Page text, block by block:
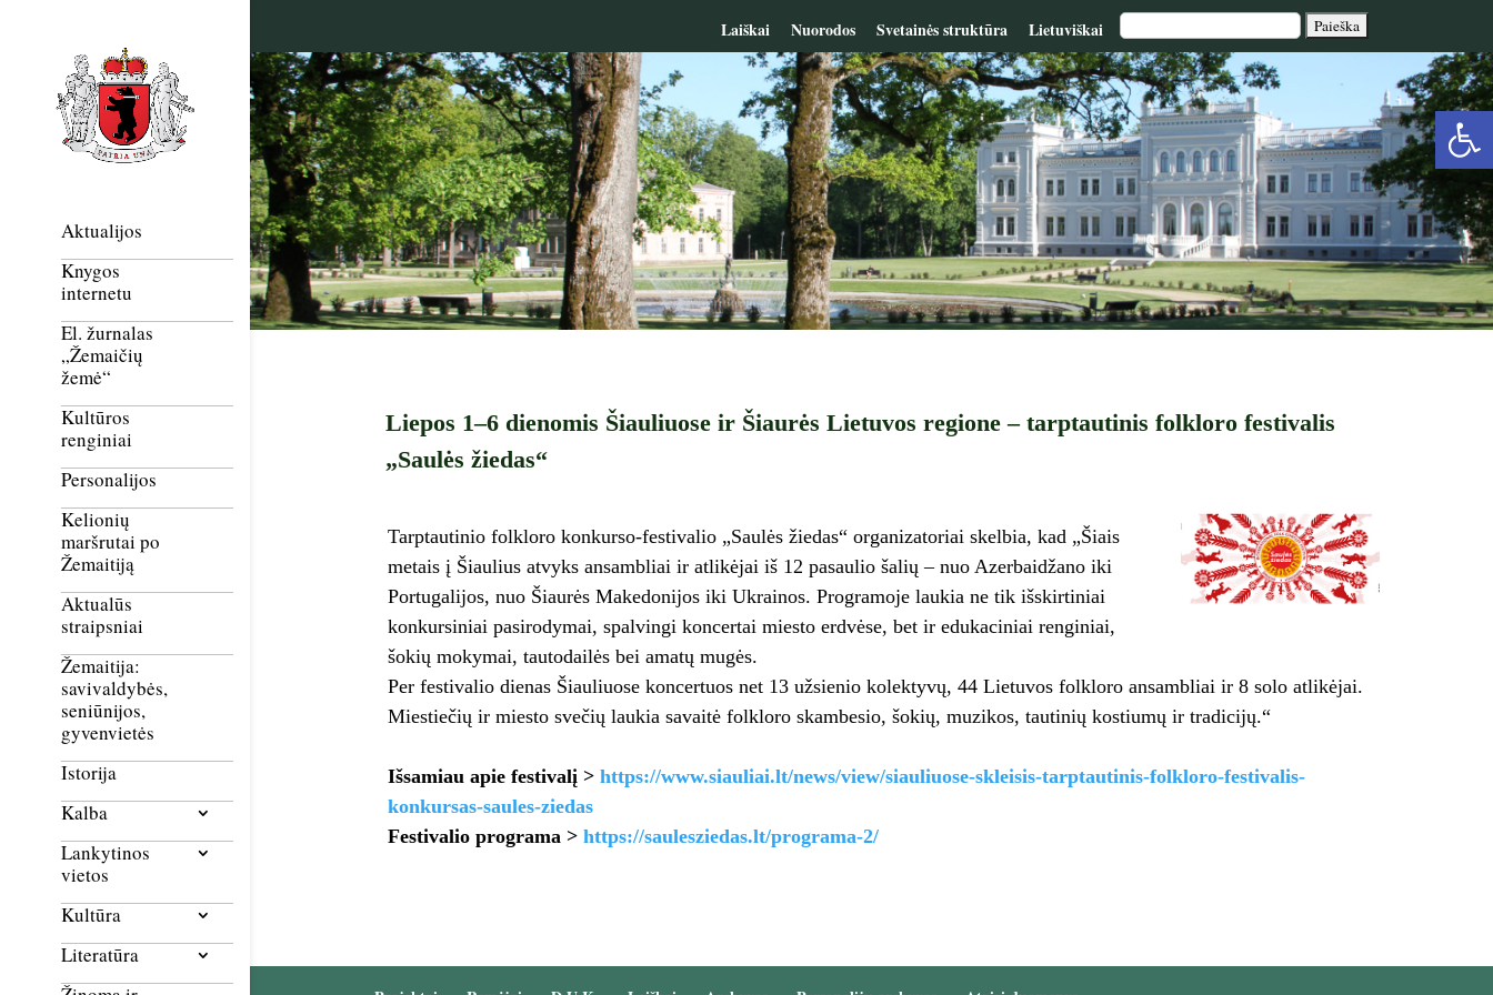
Laiškai Nuorodos Svetainės struktūra Lietuviškai
Aktualijos
Knygos
internetu
El. žurnalas
„Žemaičių
žemė“
Kultūros
renginiai
Personalijos
Kelionių
maršrutai po
Žemaitiją
Aktualūs
straipsniai
Žemaitija:
savivaldybės,
seniūnijos,
gyvenvietės
Istorija
Kalba
Lankytinos
vietos
Kultūra
Literatūra
Liepos 1–6 dienomis Šiauliuose ir Šiaurės Lietuvos regione – tarptautinis folkloro festivalis
„Saulės žiedas“
Tarptautinio folkloro konkurso-festivalio „Saulės žiedas“ organizatoriai skelbia, kad „Šiais
metais į Šiaulius atvyks ansambliai ir atlikėjai iš 12 pasaulio šalių – nuo Azerbaidžano iki
Portugalijos, nuo Šiaurės Makedonijos iki Ukrainos. Programoje laukia ne tik išskirtiniai
konkursiniai pasirodymai, spalvingi koncertai miesto erdvėse, bet ir edukaciniai renginiai,
šokių mokymai, tautodailės bei amatų mugės.
Per festivalio dienas Šiauliuose koncertuos net 13 užsienio kolektyvų, 44 Lietuvos folkloro ansambliai ir 8 solo atlikėjai.
Miestiečių ir miesto svečių laukia savaitė folkloro skambesio, šokių, muzikos, tautinių kostiumų ir tradicijų.“
Išsamiau apie festivalį > https://www.siauliai.lt/news/view/siauliuose-skleisis-tarptautinis-folkloro-festivalis-
konkursas-saules-ziedas
Festivalio programa > https://saulesziedas.lt/programa-2/